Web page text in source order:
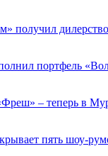
получил
портфель
– теперь в
пять шоу-